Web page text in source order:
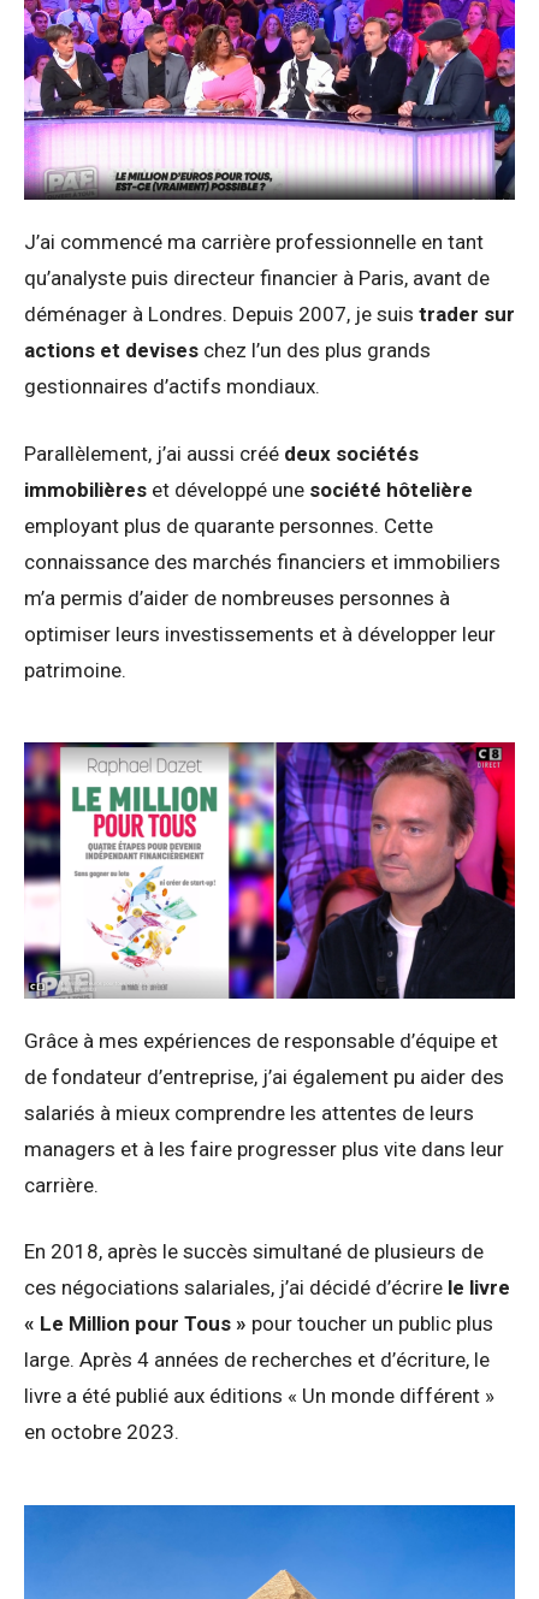
J’ai commencé ma carrière professionnelle en tant
qu’analyste puis directeur financier à Paris, avant de
déménager à Londres. Depuis 2007, je suis trader sur
actions et devises chez l’un des plus grands
gestionnaires d’actifs mondiaux.
Parallèlement, j’ai aussi créé deux sociétés
immobilières et développé une société hôtelière
employant plus de quarante personnes. Cette
connaissance des marchés financiers et immobiliers
m’a permis d’aider de nombreuses personnes à
optimiser leurs investissements et à développer leur
patrimoine.
Grâce à mes expériences de responsable d’équipe et
de fondateur d’entreprise, j’ai également pu aider des
salariés à mieux comprendre les attentes de leurs
managers et à les faire progresser plus vite dans leur
carrière.
En 2018, après le succès simultané de plusieurs de
ces négociations salariales, j’ai décidé d’écrire le livre
« Le Million pour Tous » pour toucher un public plus
large. Après 4 années de recherches et d’écriture, le
livre a été publié aux éditions « Un monde différent »
en octobre 2023.